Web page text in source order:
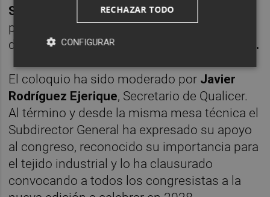
Solana
, el empresarioVicent Aparici,
propietario de Systemfoc y el Responsable
de i-DE Planificación Región Este
Javier Bon.
El coloquio ha sido moderado por Javier
Rodríguez Ejerique, Secretario de Qualicer.
Al término y desde la misma mesa técnica el
Subdirector General ha expresado su apoyo
al congreso, reconocido su importancia para
el tejido industrial y lo ha clausurado
convocando a todos los congresistas a la
RECHAZAR TODO
CONFIGURAR